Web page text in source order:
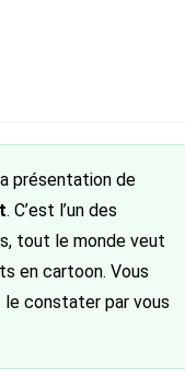
présentation de
. C’est l’un des
tout le monde veut
en cartoon. Vous
le constater par vous